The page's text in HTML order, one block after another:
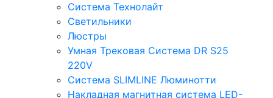
Система Технолайт
Светильники
Люстры
Умная Трековая Система DR S25
220V
Система SLIMLINE Люминотти
Накладная магнитная система LED-